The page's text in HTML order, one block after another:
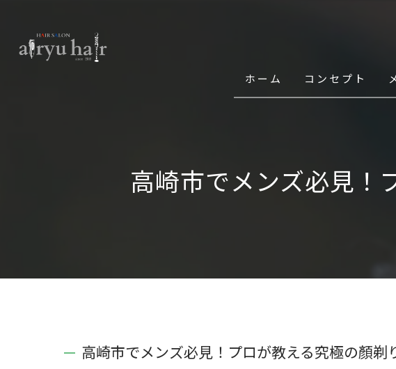
ホーム コンセプト
高崎市でメンズ必見！
高崎市でメンズ必見！プロが教える究極の顏剃